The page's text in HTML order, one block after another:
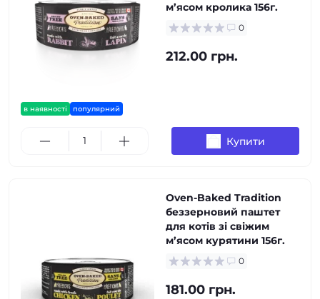
в наявності популярний
м’ясом кролика 156г.
0
212.00 грн.
Купити
Oven-Baked Tradition
беззерновий паштет
для котів зі свіжим
м’ясом курятини 156г.
0
181.00 грн.